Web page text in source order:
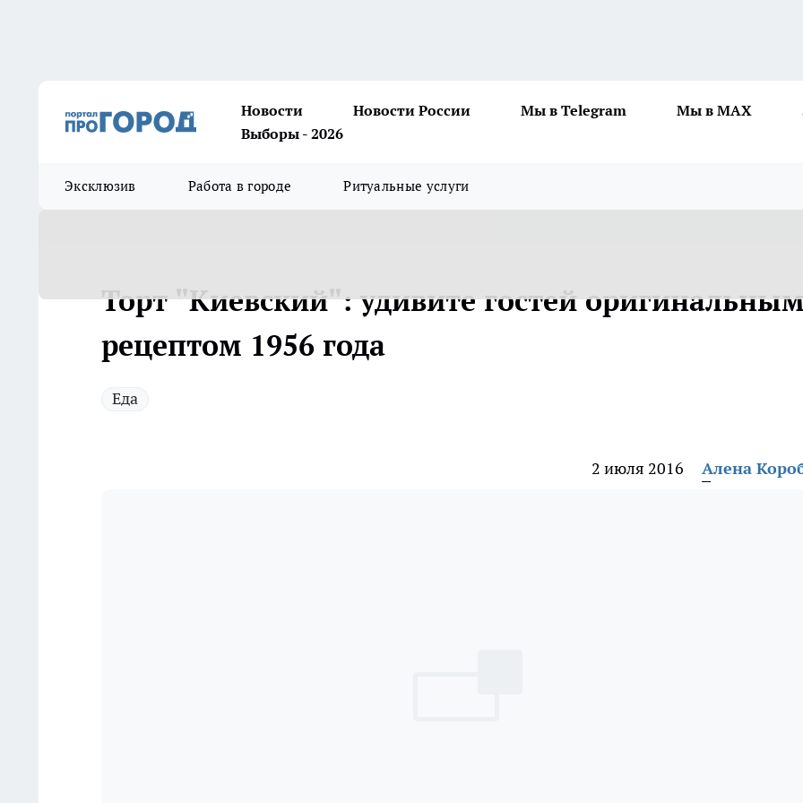
Новости Новости России Мы в Telegram Мы в MAX
Выборы - 2026
Эксклюзив Работа в городе Ритуальные услуги
Торт "Киевский": удивите гостей
рецептом 1956 года
Еда
2 июля 2016 Алена